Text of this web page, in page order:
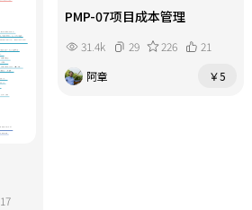
PMP-07项目成本管理
31.4k 29 226
21
阿章
￥5
17